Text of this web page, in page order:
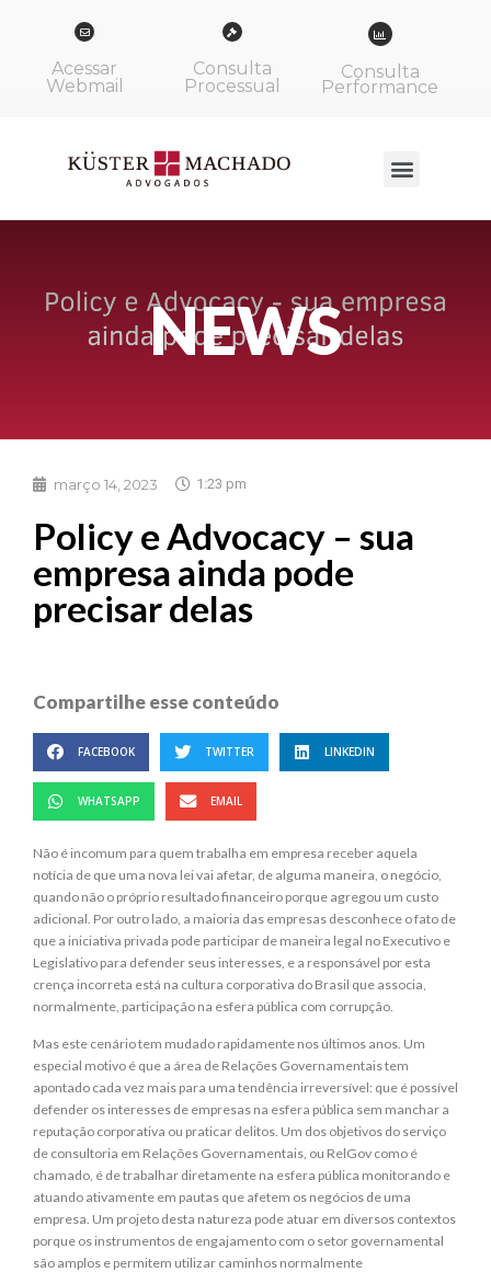
Acessar
Webmail
Consulta
Processual
Consulta
Performance
NEWS
março 14, 2023 1:23 pm
Policy e Advocacy – sua
empresa ainda pode
precisar delas
Compartilhe esse conteúdo
FACEBOOK TWITTER LINKEDIN
WHATSAPP EMAIL
Não é incomum para quem trabalha em empresa receber aquela
notícia de que uma nova lei vai afetar, de alguma maneira, o negócio,
quando não o próprio resultado financeiro porque agregou um custo
adicional. Por outro lado, a maioria das empresas desconhece o fato de
que a iniciativa privada pode participar de maneira legal no Executivo e
Legislativo para defender seus interesses, e a responsável por esta
crença incorreta está na cultura corporativa do Brasil que associa,
normalmente, participação na esfera pública com corrupção.
Mas este cenário tem mudado rapidamente nos últimos anos. Um
especial motivo é que a área de Relações Governamentais tem
apontado cada vez mais para uma tendência irreversível: que é possível
defender os interesses de empresas na esfera pública sem manchar a
reputação corporativa ou praticar delitos. Um dos objetivos do serviço
de consultoria em Relações Governamentais, ou RelGov como é
chamado, é de trabalhar diretamente na esfera pública monitorando e
atuando ativamente em pautas que afetem os negócios de uma
empresa. Um projeto desta natureza pode atuar em diversos contextos
porque os instrumentos de engajamento com o setor governamental
são amplos e permitem utilizar caminhos normalmente